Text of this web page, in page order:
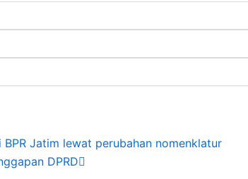
Jatim lewat perubahan nomenklatur
DPRD
Next